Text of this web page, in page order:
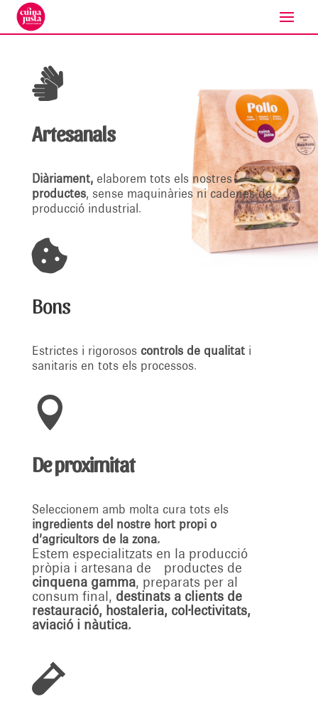

Artesanals
Diàriament,elaborem tots els nostres
productes, sense maquinàries ni cadenes de
producció industrial.

Bons
Estrictes i rigorosos controls de qualitati
sanitaris en tots els processos.

De proximitat
Seleccionem amb molta cura tots els
ingredients del nostre hort propi o
d’agricultors de la zona.
Estem especialitzats en la producció
pròpia i artesana de productes de
cinquena gamma, preparats per al
consum final, destinats a clients de
restauració, hostaleria, col·lectivitats,
aviació i nàutica.
